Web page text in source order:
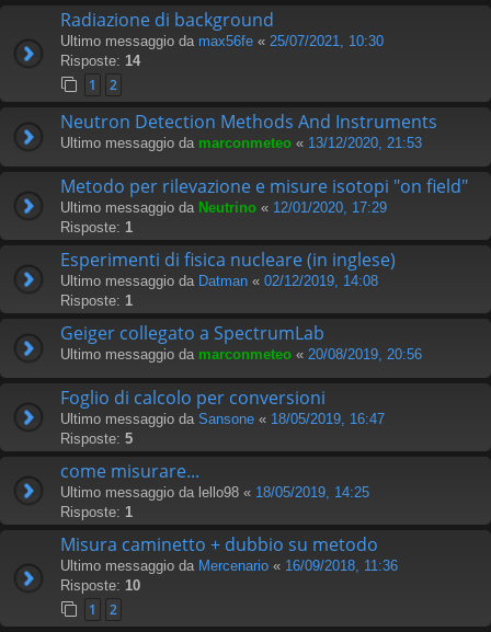
Radiazione di background
Ultimo messaggio da max56fe « 25/07/2021, 10:30
Risposte: 14
1 2
Neutron Detection Methods And Instruments
Ultimo messaggio da marconmeteo « 13/12/2020, 21:53
Metodo per rilevazione e misure isotopi "on field"
Ultimo messaggio da Neutrino « 12/01/2020, 17:29
Risposte: 1
Esperimenti di fisica nucleare (in inglese)
Ultimo messaggio da Datman « 02/12/2019, 14:08
Risposte: 1
Geiger collegato a SpectrumLab
Ultimo messaggio da marconmeteo « 20/08/2019, 20:56
Foglio di calcolo per conversioni
Ultimo messaggio da Sansone « 18/05/2019, 16:47
Risposte: 5
come misurare...
Ultimo messaggio da lello98 « 18/05/2019, 14:25
Risposte: 1
Misura caminetto + dubbio su metodo
Ultimo messaggio da Mercenario « 16/09/2018, 11:36
Risposte: 10
1 2